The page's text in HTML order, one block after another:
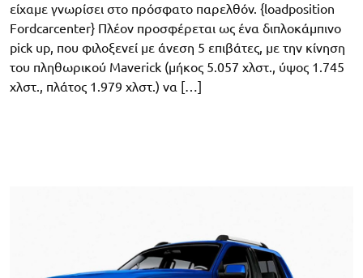
είχαμε γνωρίσει στο πρόσφατο παρελθόν. {loadposition
Fordcarcenter} Πλέον προσφέρεται ως ένα διπλοκάμπινο
pick up, που φιλοξενεί με άνεση 5 επιβάτες, με την κίνηση
του πληθωρικού Maverick (μήκος 5.057 χλστ., ύψος 1.745
χλστ., πλάτος 1.979 χλστ.) να […]